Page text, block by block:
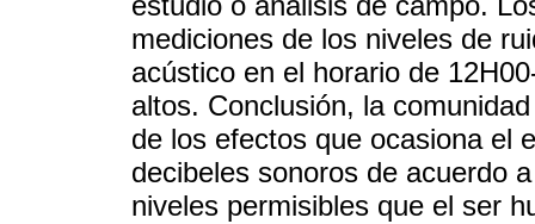
mediciones de los niveles de
acústico en el horario de
altos. Conclusión, la
de los efectos que ocasiona el
decibeles sonoros de acuerdo
niveles permisibles que el ser